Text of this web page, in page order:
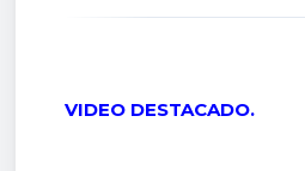
VIDEO DESTACADO.